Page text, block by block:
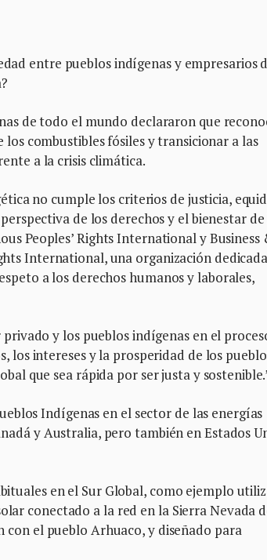
entre pueblos indígenas y empresarios
de todo el mundo declararon que
combustibles fósiles y transicionar a las
a la crisis climática.
no cumple los criterios de justicia,
de los derechos y el bienestar
Peoples’ Rights International y Business
International, una organización
a los derechos humanos y laborales,
y los pueblos indígenas en el
los intereses y la prosperidad de los
que sea rápida por ser justa y
Indígenas en el sector de las energías
y Australia, pero también en Estados
en el Sur Global, como ejemplo
conectado a la red en la Sierra Nevada
el pueblo Arhuaco, y diseñado para